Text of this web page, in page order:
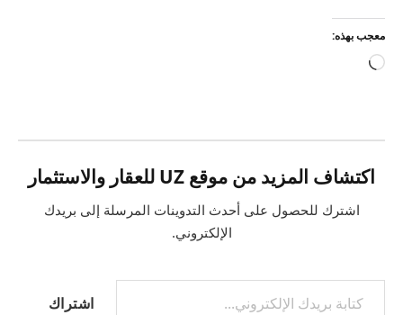
معجب بهذه:
جاري
اكتشاف المزيد من موقع UZ للعقار والاستثمار
اشترك للحصول على أحدث التدوينات المرسلة إلى بريدك
الإلكتروني.
كتابة بريدك الإلكتروني...
اشتراك